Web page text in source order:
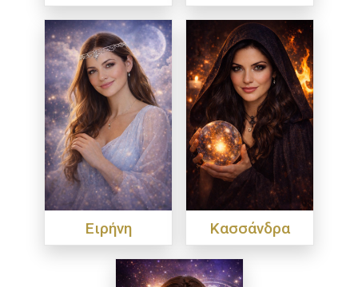
Ειρήνη Κασσάνδρα